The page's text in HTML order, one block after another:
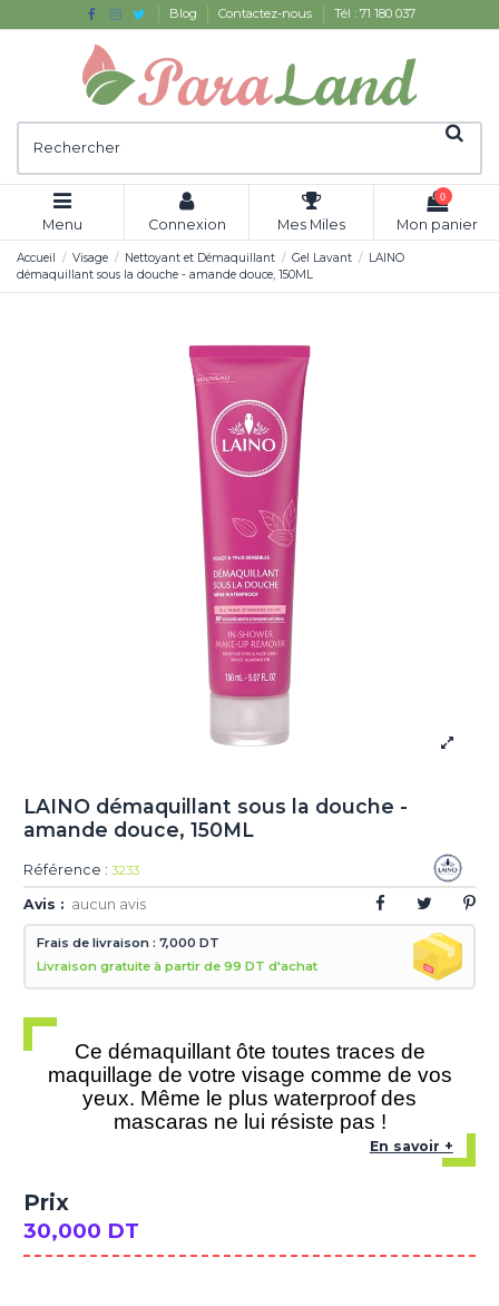
Blog Contactez-nous Tél : 71 180 037
Menu Connexion Mes Miles
0
Mon panier
Accueil Visage Nettoyant et Démaquillant Gel Lavant
LAINO
démaquillant sous la douche - amande douce, 150ML
LAINO démaquillant sous la douche -
amande douce, 150ML
Référence : 3233
Avis : aucun avis
Frais de livraison : 7,000 DT
Livraison gratuite à partir de 99 DT d'achat
Ce démaquillant ôte toutes traces de
maquillage de votre visage comme de vos
yeux. Même le plus waterproof des
mascaras ne lui résiste pas !
En savoir +
Prix
30,000 DT